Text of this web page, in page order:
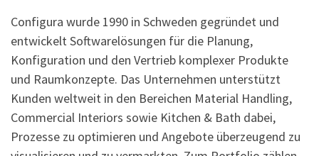
Configura wurde 1990 in Schweden gegründet und
entwickelt Softwarelösungen für die Planung,
Konfiguration und den Vertrieb komplexer Produkte
und Raumkonzepte. Das Unternehmen unterstützt
Kunden weltweit in den Bereichen Material Handling,
Commercial Interiors sowie Kitchen & Bath dabei,
Prozesse zu optimieren und Angebote überzeugend zu